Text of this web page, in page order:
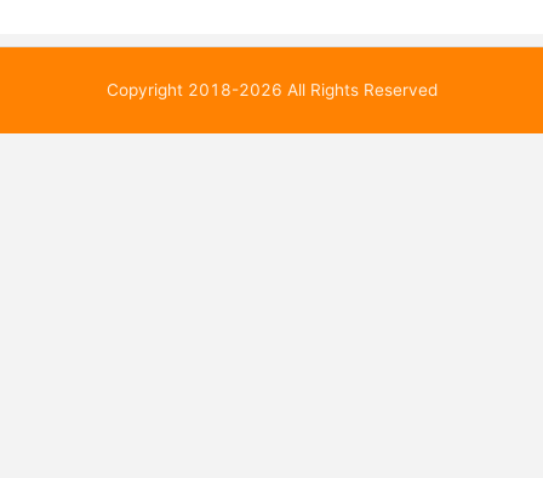
Copyright 2018-2026 All Rights Reserved